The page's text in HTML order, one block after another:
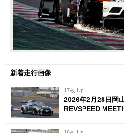
新着走行画像
17枚 Up
2026年2月28日岡
REVSPEED